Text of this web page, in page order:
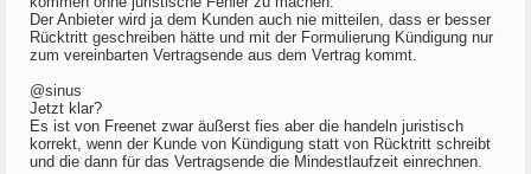
Der Anbieter wird ja dem Kunden auch nie mitteilen, dass er besser
Rücktritt geschreiben hätte und mit der Formulierung Kündigung nur
zum vereinbarten Vertragsende aus dem Vertrag kommt.
@sinus
Jetzt klar?
Es ist von Freenet zwar äußerst fies aber die handeln juristisch
korrekt, wenn der Kunde von Kündigung statt von Rücktritt schreibt
und die dann für das Vertragsende die Mindestlaufzeit einrechnen.